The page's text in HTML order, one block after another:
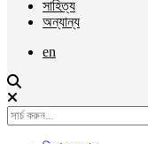
সাহিত্য
অন্যান্য
en